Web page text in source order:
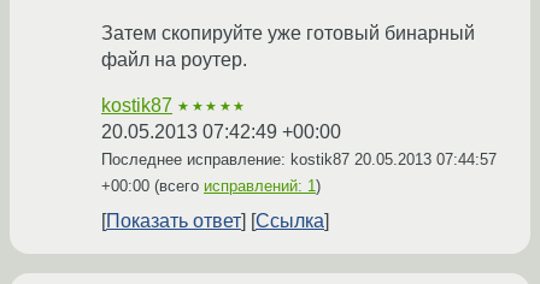
Затем скопируйте уже готовый бинарный
файл на роутер.
kostik87 ★★★★★
20.05.2013 07:42:49 +00:00
Последнее исправление: kostik87 20.05.2013 07:44:57
+00:00 (всего исправлений: 1)
Показать ответ Ссылка